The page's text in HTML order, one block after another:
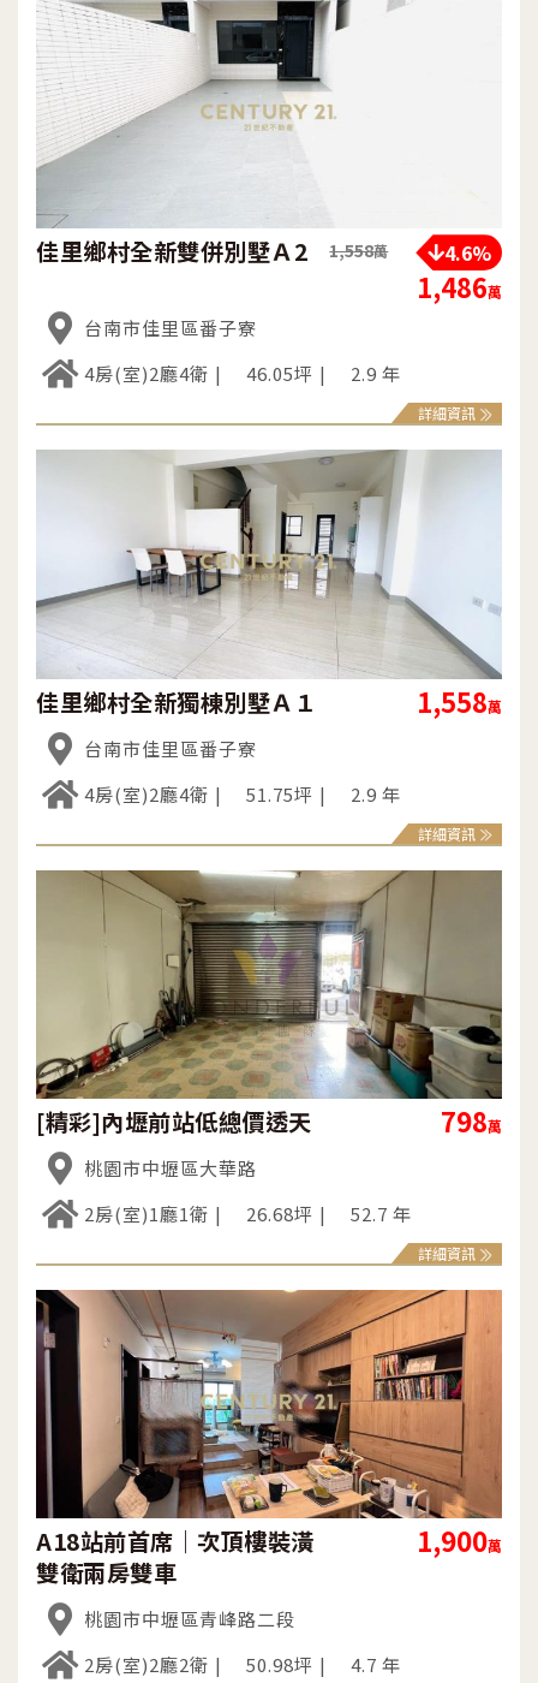
佳里鄉村全新雙併別墅Ａ2 1,558萬 4.6%
1,486萬
台南市佳里區番子寮
4房(室)2廳4衛
46.05坪 2.9 年
詳細資訊
佳里鄉村全新獨棟別墅Ａ１ 1,558萬
台南市佳里區番子寮
4房(室)2廳4衛
51.75坪 2.9 年
詳細資訊
[精彩]內壢前站低總價透天 798萬
桃園市中壢區大華路
2房(室)1廳1衛
26.68坪 52.7 年
詳細資訊
A18站前首席｜次頂樓裝潢
雙衛兩房雙車
1,900萬
桃園市中壢區青峰路二段
2房(室)2廳2衛
50.98坪 4.7 年